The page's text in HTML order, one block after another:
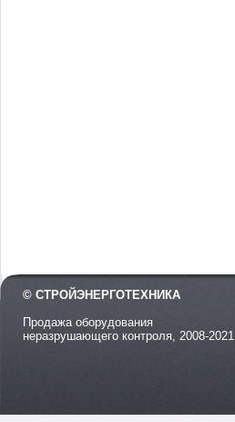
© СТРОЙЭНЕРГОТЕХНИКА
Продажа оборудования
неразрушающего контроля, 2008-2021